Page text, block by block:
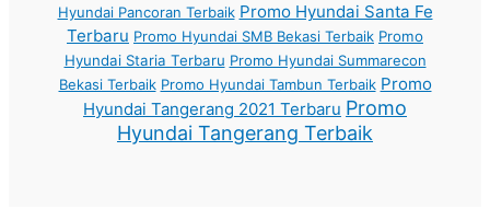
Hyundai Pancoran Terbaik Promo Hyundai Santa Fe
Terbaru Promo Hyundai SMB Bekasi Terbaik Promo
Hyundai Staria Terbaru Promo Hyundai Summarecon
Bekasi Terbaik Promo Hyundai Tambun Terbaik Promo
Hyundai Tangerang 2021 Terbaru Promo
Hyundai Tangerang Terbaik